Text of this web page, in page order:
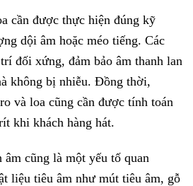
cần được thực hiện đúng kỹ
dội âm hoặc méo tiếng. Các
đối xứng, đảm bảo âm thanh lan
không bị nhiễu. Đồng thời,
và loa cũng cần được tính toán
khi khách hàng hát.
âm cũng là một yếu tố quan
liệu tiêu âm như mút tiêu âm, gỗ